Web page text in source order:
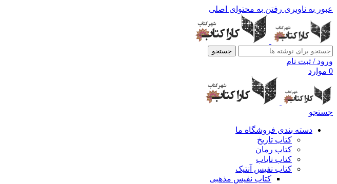
عبور به ناوبری رفتن به محتوای اصلی
جستجو
ورود / ثبت نام
0 موارد
جستجو
دسته بندی فروشگاه ما
کتاب تاریخ
کتاب رمان
کتاب نایاب
کتاب نفیس آنتیک
کتاب نفیس مذهبی